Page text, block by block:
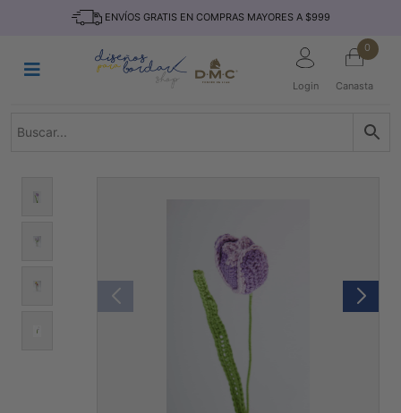
ENVÍOS GRATIS EN COMPRAS MAYORES A $999
Login
0
Canasta
TEJIDO
TEMÁTICO
DESCUENTOS